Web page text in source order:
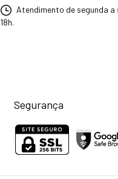
Atendimento de segunda a
18h.
Segurança